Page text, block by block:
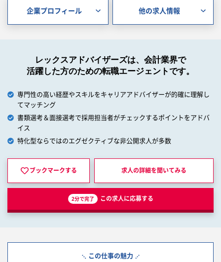
企業プロフィール 他の求人情報
レックスアドバイザーズは、会計業界で
活躍した方のための転職エージェントです。
専門性の高い経歴やスキルをキャリアアドバイザーが的確に理解し
てマッチング
書類選考＆面接選考で採用担当者がチェックするポイントをアドバ
イス
特化型ならではのエグゼクティブな非公開求人が多数
ブックマークする 求人の詳細を聞いてみる
2分で完了 この求人に応募する
この仕事の魅力